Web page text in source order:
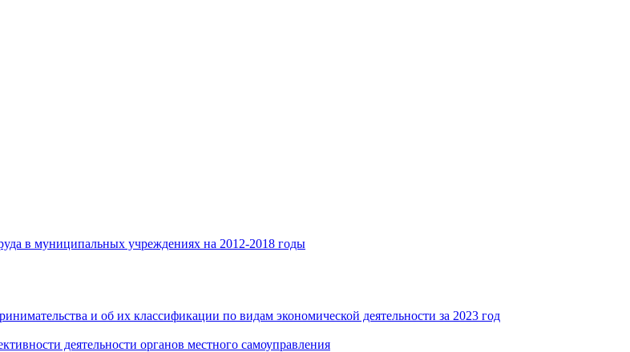
в муниципальных учреждениях на 2012-2018 годы
и об их классификации по видам экономической деятельности за 2023 год
деятельности органов местного самоуправления